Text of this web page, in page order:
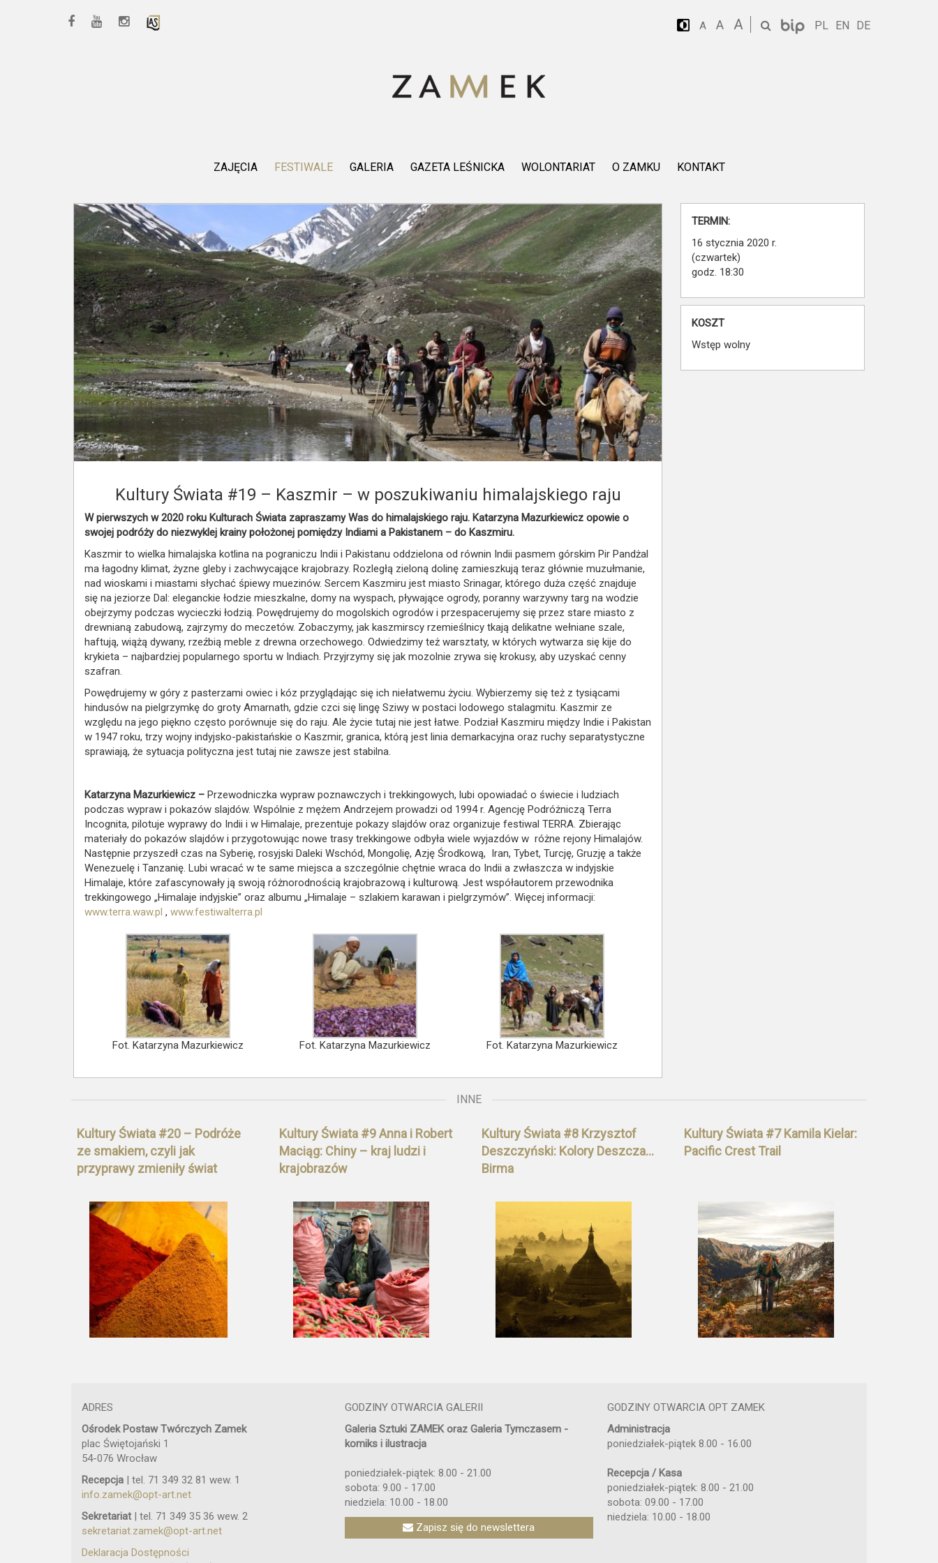
A A A PL EN DE
ZAJĘCIA FESTIWALE GALERIA GAZETA LEŚNICKA WOLONTARIAT O ZAMKU KONTAKT
Kultury Świata #19 – Kaszmir – w poszukiwaniu himalajskiego raju
W pierwszych w 2020 roku Kulturach Świata zapraszamy Was do himalajskiego raju. Katarzyna Mazurkiewicz opowie o
swojej podróży do niezwyklej krainy położonej pomiędzy Indiami a Pakistanem – do Kaszmiru.
Kaszmir to wielka himalajska kotlina na pograniczu Indii i Pakistanu oddzielona od równin Indii pasmem górskim Pir Pandżal
ma łagodny klimat, żyzne gleby i zachwycające krajobrazy. Rozległą zieloną dolinę zamieszkują teraz głównie muzułmanie,
nad wioskami i miastami słychać śpiewy muezinów. Sercem Kaszmiru jest miasto Srinagar, którego duża część znajduje
się na jeziorze Dal: eleganckie łodzie mieszkalne, domy na wyspach, pływające ogrody, poranny warzywny targ na wodzie
obejrzymy podczas wycieczki łodzią. Powędrujemy do mogolskich ogrodów i przespacerujemy się przez stare miasto z
drewnianą zabudową, zajrzymy do meczetów. Zobaczymy, jak kaszmirscy rzemieślnicy tkają delikatne wełniane szale,
haftują, wiążą dywany, rzeźbią meble z drewna orzechowego. Odwiedzimy też warsztaty, w których wytwarza się kije do
krykieta – najbardziej popularnego sportu w Indiach. Przyjrzymy się jak mozolnie zrywa się krokusy, aby uzyskać cenny
szafran.
Powędrujemy w góry z pasterzami owiec i kóz przyglądając się ich niełatwemu życiu. Wybierzemy się też z tysiącami
hindusów na pielgrzymkę do groty Amarnath, gdzie czci się lingę Sziwy w postaci lodowego stalagmitu. Kaszmir ze
względu na jego piękno często porównuje się do raju. Ale życie tutaj nie jest łatwe. Podział Kaszmiru między Indie i Pakistan
w 1947 roku, trzy wojny indyjsko-pakistańskie o Kaszmir, granica, którą jest linia demarkacyjna oraz ruchy separatystyczne
sprawiają, że sytuacja polityczna jest tutaj nie zawsze jest stabilna.
Katarzyna Mazurkiewicz – Przewodniczka wypraw poznawczych i trekkingowych, lubi opowiadać o świecie i ludziach
podczas wypraw i pokazów slajdów. Wspólnie z mężem Andrzejem prowadzi od 1994 r. Agencję Podróżniczą Terra
Incognita, pilotuje wyprawy do Indii i w Himalaje, prezentuje pokazy slajdów oraz organizuje festiwal TERRA. Zbierając
materiały do pokazów slajdów i przygotowując nowe trasy trekkingowe odbyła wiele wyjazdów w różne rejony Himalajów.
Następnie przyszedł czas na Syberię, rosyjski Daleki Wschód, Mongolię, Azję Środkową, Iran, Tybet, Turcję, Gruzję a także
Wenezuelę i Tanzanię. Lubi wracać w te same miejsca a szczególnie chętnie wraca do Indii a zwłaszcza w indyjskie
Himalaje, które zafascynowały ją swoją różnorodnością krajobrazową i kulturową. Jest współautorem przewodnika
trekkingowego „Himalaje indyjskie” oraz albumu „Himalaje – szlakiem karawan i pielgrzymów”. Więcej informacji:
www.terra.waw.pl , www.festiwalterra.pl
Fot. Katarzyna Mazurkiewicz Fot. Katarzyna Mazurkiewicz Fot. Katarzyna Mazurkiewicz
TERMIN:
16 stycznia 2020 r.
(czwartek)
godz. 18:30
KOSZT
Wstęp wolny
INNE
Kultury Świata #20 – Podróże
ze smakiem, czyli jak
przyprawy zmieniły świat
Kultury Świata #9 Anna i Robert
Maciąg: Chiny – kraj ludzi i
krajobrazów
Kultury Świata #8 Krzysztof
Deszczyński: Kolory Deszcza…
Birma
Kultury Świata #7 Kamila Kielar:
Pacific Crest Trail
ADRES
Ośrodek Postaw Twórczych Zamek
plac Świętojański 1
54-076 Wrocław
Recepcja | tel. 71 349 32 81 wew. 1
info.zamek@opt-art.net
Sekretariat | tel. 71 349 35 36 wew. 2
sekretariat.zamek@opt-art.net
Deklaracja Dostępności
GODZINY OTWARCIA GALERII
Galeria Sztuki ZAMEK oraz Galeria Tymczasem -
komiks i ilustracja
poniedziałek-piątek: 8.00 - 21.00
sobota: 9.00 - 17.00
niedziela: 10.00 - 18.00
Zapisz się do newslettera
GODZINY OTWARCIA OPT ZAMEK
Administracja
poniedziałek-piątek 8.00 - 16.00
Recepcja / Kasa
poniedziałek-piątek: 8.00 - 21.00
sobota: 09.00 - 17.00
niedziela: 10.00 - 18.00